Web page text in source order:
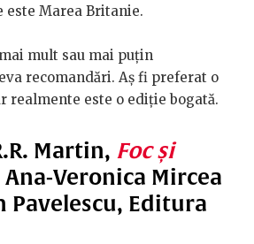
Marea Britanie.
mult sau mai puțin
recomandări. Aș fi preferat o
realmente este o ediție bogată.
Martin, Foc și
Veronica Mircea
Pavelescu, Editura